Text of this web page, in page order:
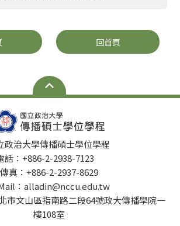
回首頁
政治大學傳播碩士學位學程
話：+886-2-2938-7123
傳真：+886-2-2937-8629
：alladin@nccu.edu.tw
市文山區指南路二段64號政大傳播學院一
樓108室